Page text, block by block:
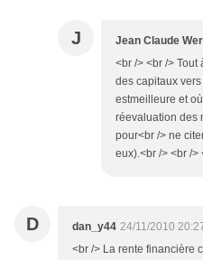
J Jean Claude
<br /> <br /> Tout
des capitaux
estmeilleure et
réevaluation des
pour<br /> ne
eux).<br /> <br />
D dan_y44 24/11/2010
<br /> La rente financière